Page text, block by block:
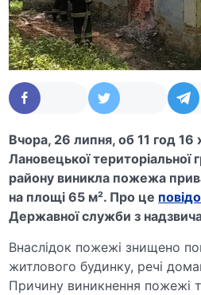
Вчора, 26 липня, об 11 год 16
Лановецької
району виникла пожежа
на площі 65 м². Про це
Державної служби з
Внаслідок пожежі знищено
житлового будинку, речі
Причину виникнення пожежі